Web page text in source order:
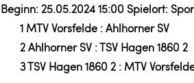
Beginn: 25.05.2024 15:00 Spielort:
1 MTV Vorsfelde : Ahlhorner SV
2 Ahlhorner SV : TSV Hagen 1860 2
3 TSV Hagen 1860 2 : MTV